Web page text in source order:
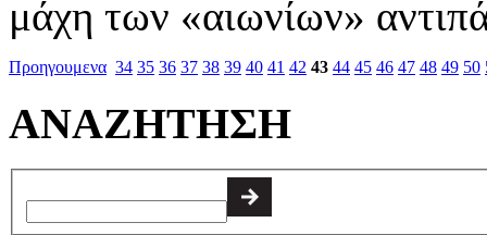
μάχη των «αιωνίων»
Προηγουμενα 34 35 36 37 38 39 40 41 42 43 44 45 46 47 48 49 50
ΑΝΑΖΗΤΗΣΗ